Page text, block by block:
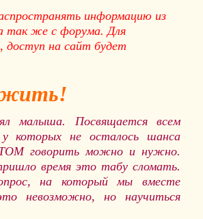
информацию из
так же с форума. Для
доступ на сайт будет
жить!
малыша. Посвящается всем
которых не осталось шанса
говорить можно и нужно.
время это табу сломать.
на который мы вместе
невозможно, но научиться